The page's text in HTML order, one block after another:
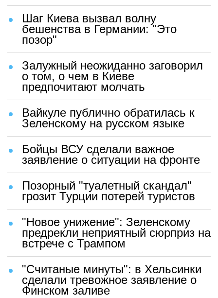
Шаг Киева вызвал волну
бешенства в Германии: "Это
позор"
Залужный неожиданно заговорил
о том, о чем в Киеве
предпочитают молчать
Вайкуле публично обратилась к
Зеленскому на русском языке
Бойцы ВСУ сделали важное
заявление о ситуации на фронте
Позорный "туалетный скандал"
грозит Турции потерей туристов
"Новое унижение": Зеленскому
предрекли неприятный сюрприз на
встрече с Трампом
"Считаные минуты": в Хельсинки
сделали тревожное заявление о
Финском заливе